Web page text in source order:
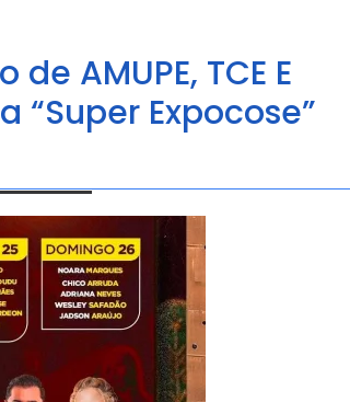
AMUPE, TCE E
“Super Expocose”